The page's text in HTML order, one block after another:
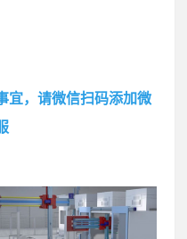
宜，请微信扫码添加微